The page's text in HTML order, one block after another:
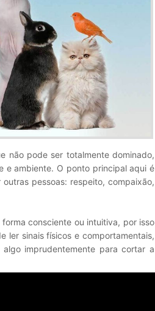
não pode ser totalmente dominado,
e ambiente. O ponto principal aqui é
pessoas: respeito, compaixão,
consciente ou intuitiva, por isso
ler sinais físicos e comportamentais,
imprudentemente para cortar a